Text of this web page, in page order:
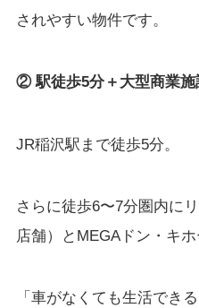
されやすい物件です。
② 駅徒歩5分＋大型商業施
JR稲沢駅まで徒歩5分。
さらに徒歩6〜7分圏内に
店舗）とMEGAドン・キホ
「車がなくても生活でき